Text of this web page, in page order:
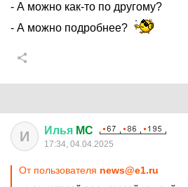
- А можно как-то по другому?
- А можно подробнее?
И Илья MC
17:34, 04.04.2025
От пользователя news@e1.ru